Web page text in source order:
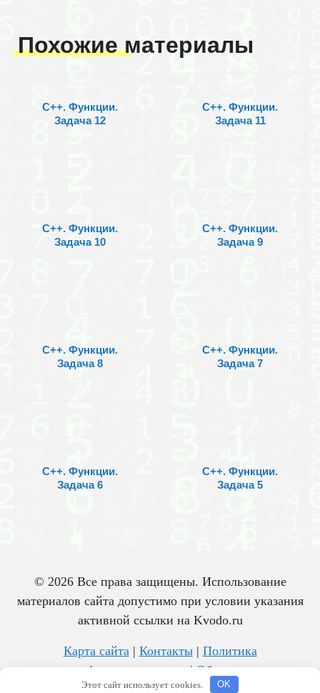
Похожие материалы
C++. Функции.
Задача 12
C++. Функции.
Задача 11
C++. Функции.
Задача 10
C++. Функции.
Задача 9
C++. Функции.
Задача 8
C++. Функции.
Задача 7
C++. Функции.
Задача 6
C++. Функции.
Задача 5
© 2026 Все права защищены. Использование
материалов сайта допустимо при условии указания
активной ссылки на Kvodo.ru
Карта сайта| Контакты| Политика
конфиденциальности
| Об авторе
Этот сайт использует cookies. OK